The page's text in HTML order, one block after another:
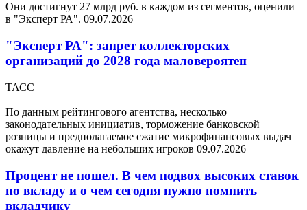
Они достигнут 27 млрд руб. в каждом из сегментов, оценили
в "Эксперт РА". 09.07.2026
"Эксперт РА": запрет коллекторских
организаций до 2028 года маловероятен
ТАСС
По данным рейтингового агентства, несколько
законодательных инициатив, торможение банковской
розницы и предполагаемое сжатие микрофинансовых выдач
окажут давление на небольших игроков 09.07.2026
Процент не пошел. В чем подвох высоких ставок
по вкладу и о чем сегодня нужно помнить
вкладчику